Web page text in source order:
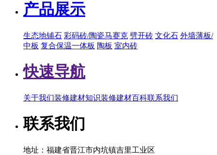
产品展示
生态地铺石 彩码砖/陶瓷马赛克 劈开砖 文化石 外墙薄板/
中板 复合保温一体板 陶板 室内砖
快速导航
关于我们装修建材知识装修建材百科联系我们
联系我们
地址：福建省晋江市内坑镇吉里工业区